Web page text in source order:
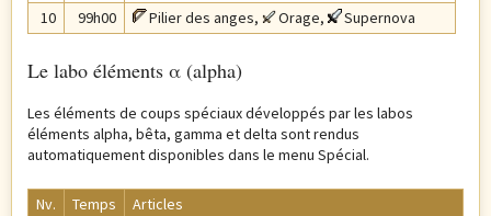
10
99h00 Pilier des anges, Orage, Supernova
Le labo éléments α (alpha)
Les éléments de coups spéciaux développés par les labos
éléments alpha, bêta, gamma et delta sont rendus
automatiquement disponibles dans le menu Spécial.
Nv. Temps
Articles